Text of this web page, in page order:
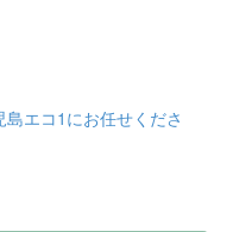
エコ1にお任せくださ